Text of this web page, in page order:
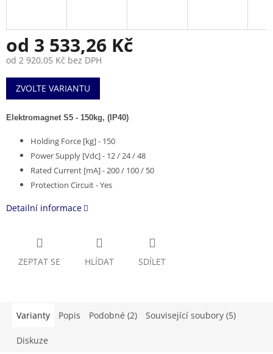
od 3 533,26 Kč
od 2 920,05 Kč bez DPH
Měrná
cena:
ZVOLTE VARIANTU
Elektromagnet S5 - 150kg, (IP40)
Holding Force [kg] - 150
Power Supply [Vdc] - 12 / 24 / 48
Rated Current [mA] - 200 / 100 / 50
Protection Circuit - Yes
Detailní informace
ZEPTAT SE HLÍDAT SDÍLET
Varianty Popis Podobné (2) Související soubory (5)
Diskuze